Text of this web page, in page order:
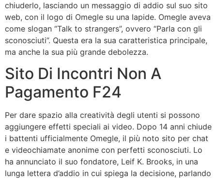
chiuderlo, lasciando un messaggio di addio sul suo sito
web, con il logo di Omegle su una lapide. Omegle aveva
come slogan “Talk to strangers”, ovvero “Parla con gli
sconosciuti”. Questa era la sua caratteristica principale,
ma anche la sua più grande debolezza.
Sito Di Incontri Non A
Pagamento F24
Per dare spazio alla creatività degli utenti si possono
aggiungere effetti speciali ai video. Dopo 14 anni chiude
i battenti ufficialmente Omegle, il più noto sito per chat
e videochiamate anonime con perfetti sconosciuti. Lo
ha annunciato il suo fondatore, Leif K. Brooks, in una
lunga lettera d’addio in cui spiega la decisione, parlando